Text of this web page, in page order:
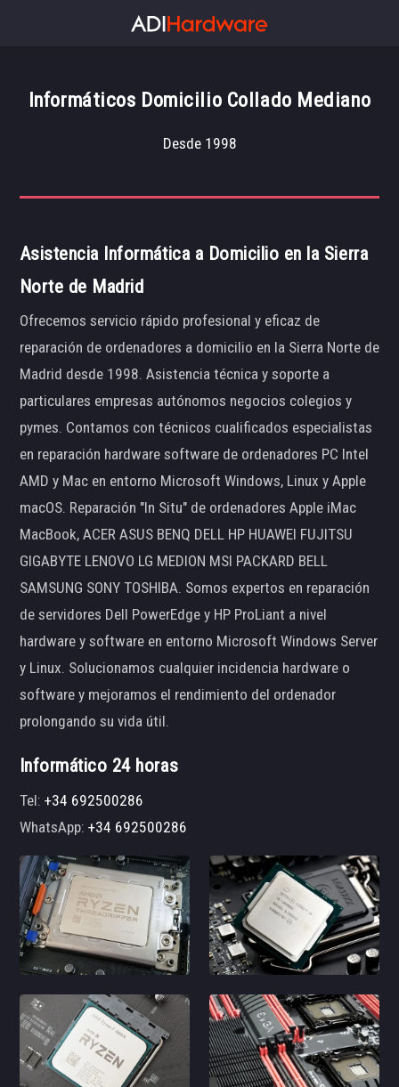
Informáticos Domicilio Collado Mediano
Desde 1998
Asistencia Informática a Domicilio en la Sierra
Norte de Madrid
Ofrecemos servicio rápido profesional y eficaz de
reparación de ordenadores a domicilio en la Sierra Norte de
Madrid desde 1998. Asistencia técnica y soporte a
particulares empresas autónomos negocios colegios y
pymes. Contamos con técnicos cualificados especialistas
en reparación hardware software de ordenadores PC Intel
AMD y Mac en entorno Microsoft Windows, Linux y Apple
macOS. Reparación "In Situ" de ordenadores Apple iMac
MacBook, ACER ASUS BENQ DELL HP HUAWEI FUJITSU
GIGABYTE LENOVO LG MEDION MSI PACKARD BELL
SAMSUNG SONY TOSHIBA. Somos expertos en reparación
de servidores Dell PowerEdge y HP ProLiant a nivel
hardware y software en entorno Microsoft Windows Server
y Linux. Solucionamos cualquier incidencia hardware o
software y mejoramos el rendimiento del ordenador
prolongando su vida útil.
Informático 24 horas
Tel:+34 692500286
WhatsApp:+34 692500286